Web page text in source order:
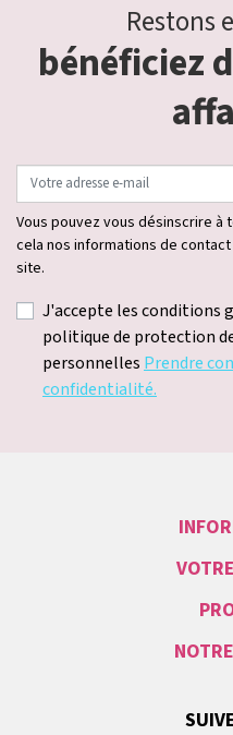
Restons
bénéficiez
Vous pouvez vous désinscrire
cela nos informations de
site.
J'accepte les conditions
politique de protection
personnelles Prendre
confidentialité.